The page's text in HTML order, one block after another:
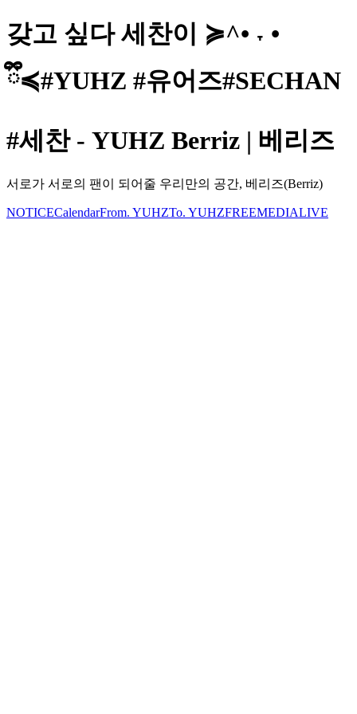
갖고 싶다 세찬이 ≽^• ˕ •
ྀི≼#YUHZ #유어즈#SECHAN
#세찬 - YUHZ Berriz | 베리즈
서로가 서로의 팬이 되어줄 우리만의 공간, 베리즈(Berriz)
NOTICECalendarFrom. YUHZTo. YUHZFREEMEDIALIVE